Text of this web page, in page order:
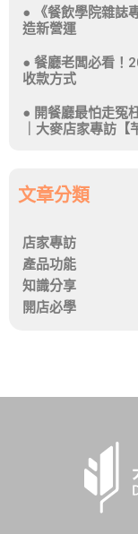
《餐飲學院雜誌
造新營運
餐廳老闆必看！
收款方式
開餐廳最怕走冤
｜大麥店家專訪【
文章分類
店家專訪
產品功能
知識分享
開店必學